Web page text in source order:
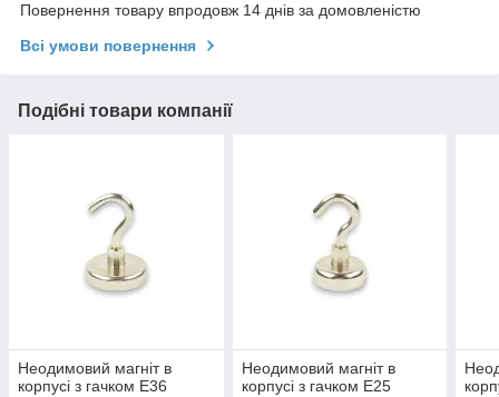
Повернення товару впродовж 14 днів за домовленістю
Всі умови повернення
Подібні товари компанії
Неодимовий магніт в
корпусі з гачком Е36
Неодимовий магніт в
корпусі з гачком Е25